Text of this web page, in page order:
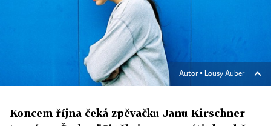
Autor ▪ Lousy Auber
Koncem října čeká zpěvačku Janu Kirschner